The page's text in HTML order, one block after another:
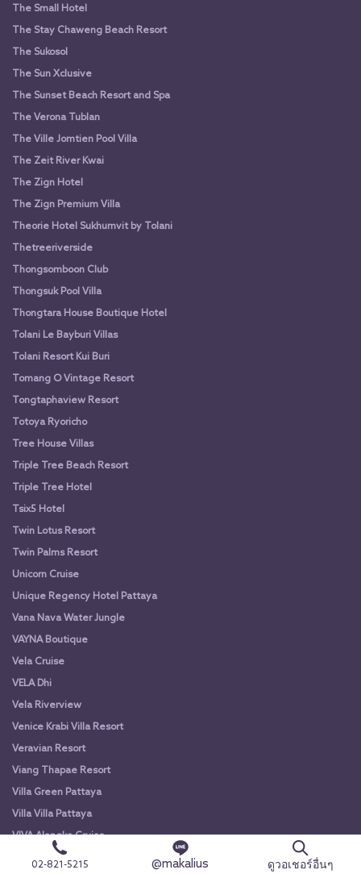
The Small Hotel
The Stay Chaweng Beach Resort
The Sukosol
The Sun Xclusive
The Sunset Beach Resort and Spa
The Verona Tublan
The Ville Jomtien Pool Villa
The Zeit River Kwai
The Zign Hotel
The Zign Premium Villa
Theorie Hotel Sukhumvit by Tolani
Thetreeriverside
Thongsomboon Club
Thongsuk Pool Villa
Thongtara House Boutique Hotel
Tolani Le Bayburi Villas
Tolani Resort Kui Buri
Tomang O Vintage Resort
Tongtaphaview Resort
Totoya Ryoricho
Tree House Villas
Triple Tree Beach Resort
Triple Tree Hotel
Tsix5 Hotel
Twin Lotus Resort
Twin Palms Resort
Unicorn Cruise
Unique Regency Hotel Pattaya
Vana Nava Water Jungle
VAYNA Boutique
Vela Cruise
VELA Dhi
Vela Riverview
Venice Krabi Villa Resort
Veravian Resort
Viang Thapae Resort
Villa Green Pattaya
Villa Villa Pattaya
VIVA Alangka Cruise
VIVA Alangka Cruise
02-821-5215 @makalius ดูวอเชอร์อื่นๆ